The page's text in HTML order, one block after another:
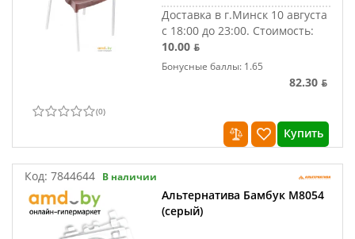
Доставка в г.Минск 10 августа
с 18:00 до 23:00. Стоимость:
10.00 ƃ
Бонусные баллы: 1.65
82.30 ƃ
(0)
Купить
Код: 7844644 В наличии
Альтернатива Бамбук М8054
(серый)